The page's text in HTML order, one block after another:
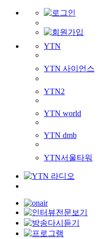
YTN
YTN 사이언스
YTN2
YTN world
YTN dmb
YTN서울타워